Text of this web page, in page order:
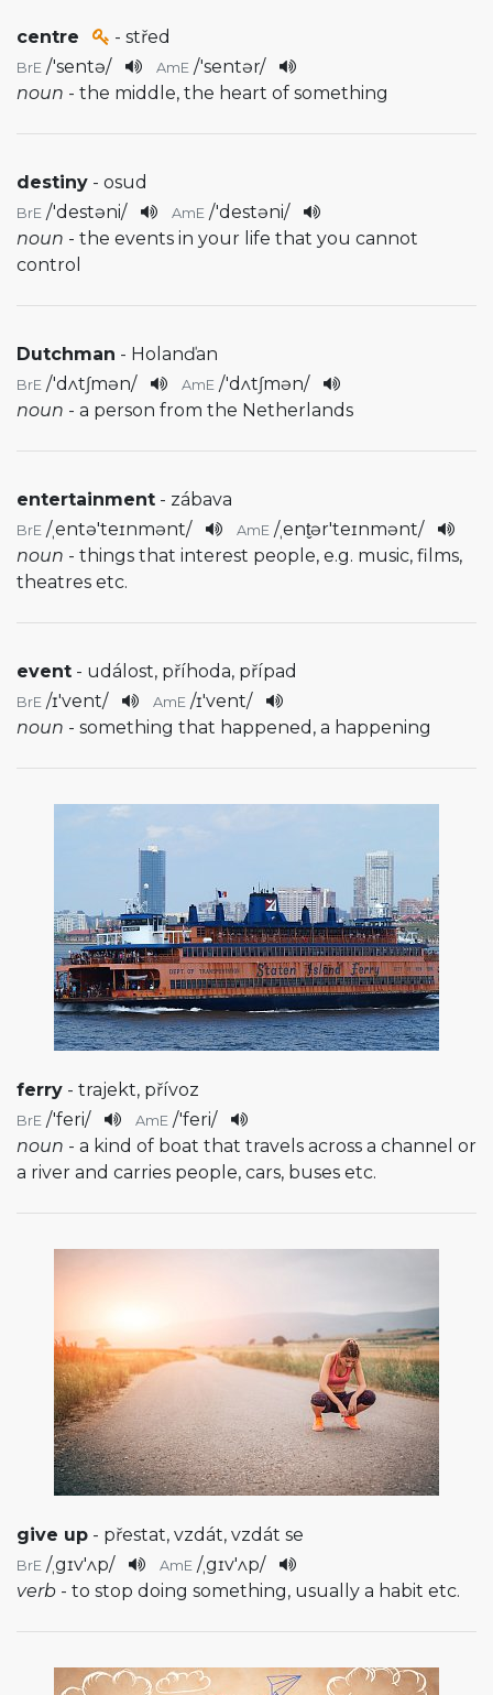
centre - střed
BrE /'sentə/ AmE /'sentər/
noun - the middle, the heart of something
destiny - osud
BrE /'destəni/ AmE /'destəni/
noun - the events in your life that you cannot
control
Dutchman - Holanďan
BrE /'dʌtʃmən/ AmE /'dʌtʃmən/
noun - a person from the Netherlands
entertainment - zábava
BrE /ˌentə'teɪnmənt/ AmE /ˌent̬ər'teɪnmənt/
noun - things that interest people, e.g. music, films,
theatres etc.
event - událost, příhoda, případ
BrE /ɪ'vent/ AmE /ɪ'vent/
noun - something that happened, a happening
ferry - trajekt, přívoz
BrE /'feri/ AmE /'feri/
noun - a kind of boat that travels across a channel or
a river and carries people, cars, buses etc.
give up - přestat, vzdát, vzdát se
BrE /ˌgɪv'ʌp/ AmE /ˌgɪv'ʌp/
verb - to stop doing something, usually a habit etc.